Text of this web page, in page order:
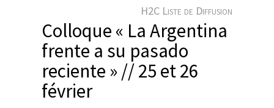
H2C Liste de Diffusion
Colloque « La Argentina
frente a su pasado
reciente » // 25 et 26
février